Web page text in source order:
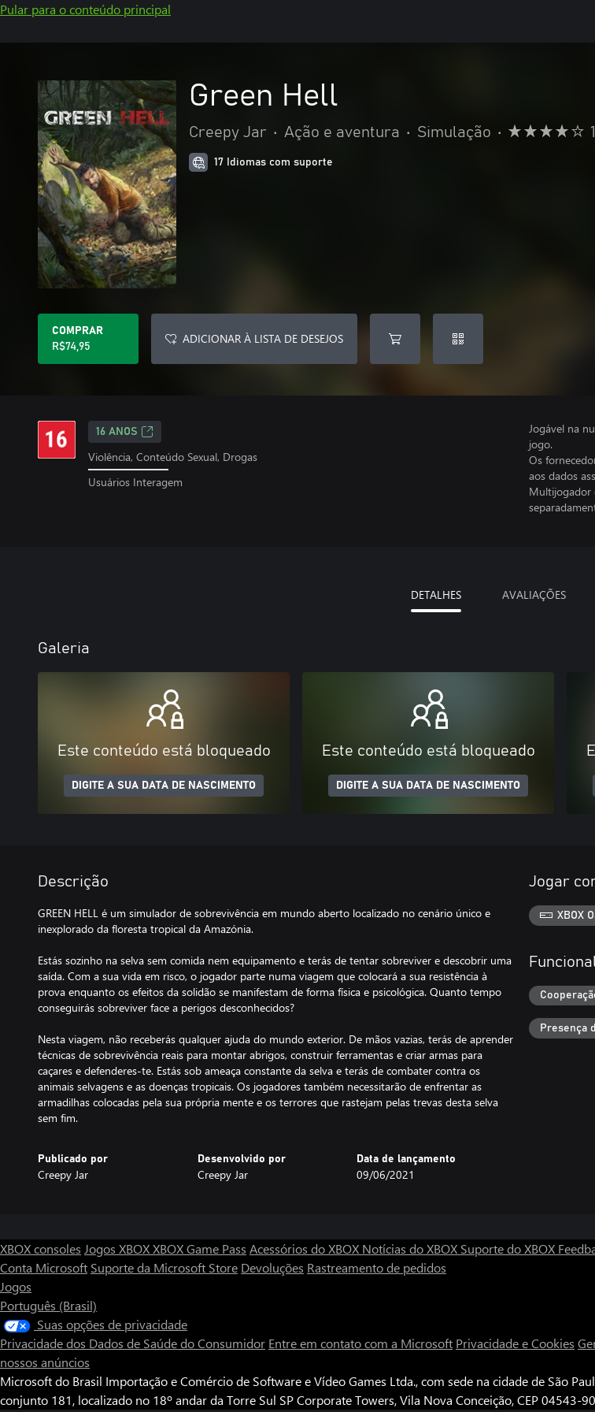
Pular para o conteúdo principal
Green Hell
Creepy Jar • Ação e aventura • Simulação •
17 Idiomas com suporte
COMPRAR
R$74,95
ADICIONAR À LISTA DE DESEJOS
16 ANOS
Violência, Conteúdo Sexual, Drogas
Usuários Interagem
Jogável na
jogo.
Os
aos dados
Multijogador
DETALHES AVALIAÇÕES
Galeria
Este conteúdo está bloqueado
DIGITE A SUA DATA DE NASCIMENTO
Este conteúdo está bloqueado
DIGITE A SUA DATA DE NASCIMENTO
Descrição
GREEN HELL é um simulador de sobrevivência em mundo aberto localizado no cenário único e
inexplorado da floresta tropical da Amazónia.
Estás sozinho na selva sem comida nem equipamento e terás de tentar sobreviver e descobrir uma
saída. Com a sua vida em risco, o jogador parte numa viagem que colocará a sua resistência à
prova enquanto os efeitos da solidão se manifestam de forma física e psicológica. Quanto tempo
conseguirás sobreviver face a perigos desconhecidos?
Nesta viagem, não receberás qualquer ajuda do mundo exterior. De mãos vazias, terás de aprender
técnicas de sobrevivência reais para montar abrigos, construir ferramentas e criar armas para
caçares e defenderes-te. Estás sob ameaça constante da selva e terás de combater contra os
animais selvagens e as doenças tropicais. Os jogadores também necessitarão de enfrentar as
armadilhas colocadas pela sua própria mente e os terrores que rastejam pelas trevas desta selva
sem fim.
Publicado por
Creepy Jar
Desenvolvido por
Creepy Jar
Data de lançamento
09/06/2021
Jogar
XBOX
Presença
XBOX consoles Jogos XBOXXBOX Game Pass Acessórios do XBOX Notícias do XBOX Suporte do XBOX
Conta Microsoft Suporte da Microsoft Store Devoluções Rastreamento de pedidos
Jogos
Português (Brasil)
Suas opções de privacidade
Privacidade dos Dados de Saúde do Consumidor Entre em contato com a Microsoft Privacidade e Cookies
nossos anúncios
Microsoft do Brasil Importação e Comércio de Software e Vídeo Games Ltda., com sede na cidade de São
conjunto 181, localizado no 18º andar da Torre Sul SP Corporate Towers, Vila Nova Conceição, CEP 04543-